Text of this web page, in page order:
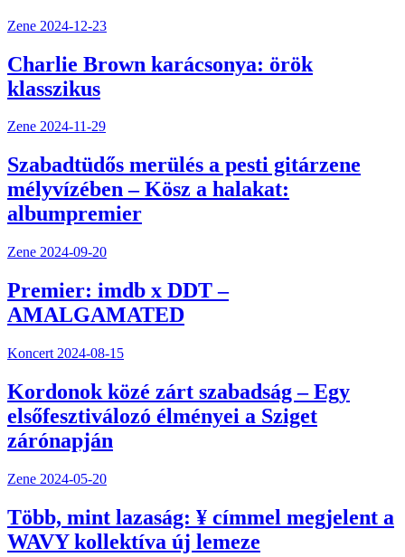
Zene 2024-12-23
Charlie Brown karácsonya: örök
klasszikus
Zene 2024-11-29
Szabadtüdős merülés a pesti gitárzene
mélyvízében – Kösz a halakat:
albumpremier
Zene 2024-09-20
Premier: imdb x DDT –
AMALGAMATED
Koncert 2024-08-15
Kordonok közé zárt szabadság – Egy
elsőfesztiválozó élményei a Sziget
zárónapján
Zene 2024-05-20
Több, mint lazaság: ¥ címmel megjelent a
WAVY kollektíva új lemeze